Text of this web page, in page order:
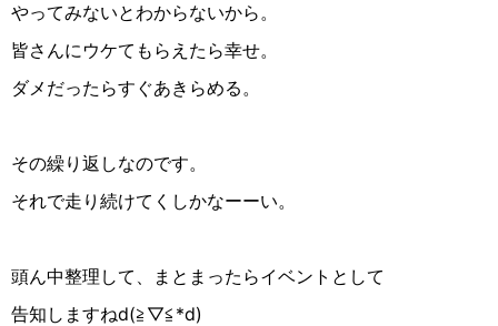
やってみないとわからないから。
皆さんにウケてもらえたら幸せ。
ダメだったらすぐあきらめる。
その繰り返しなのです。
それで走り続けてくしかなーーい。
頭ん中整理して、まとまったらイベントとして
告知しますねd(≧︎▽︎≦︎*d)